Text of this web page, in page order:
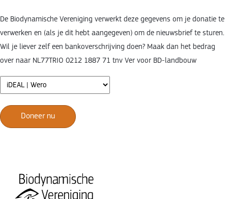
De Biodynamische Vereniging verwerkt deze gegevens om je donatie te
verwerken en (als je dit hebt aangegeven) om de nieuwsbrief te sturen.
Wil je liever zelf een bankoverschrijving doen? Maak dan het bedrag
over naar NL77TRIO 0212 1887 71 tnv Ver voor BD-landbouw
Doneer nu